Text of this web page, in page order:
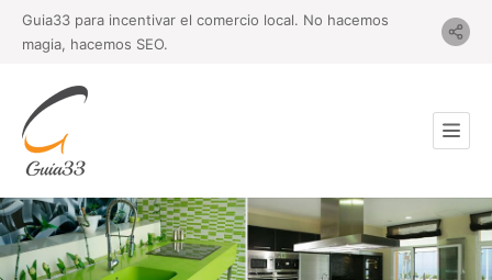
Guia33 para incentivar el comercio local. No hacemos
magia, hacemos SEO.